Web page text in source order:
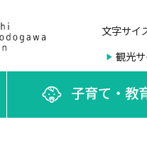
文字サイ
観光
子育て・教